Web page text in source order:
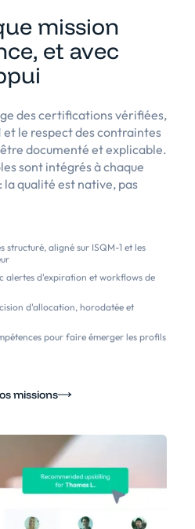
mission
et avec
des certifications vérifiées,
et le respect des contraintes
documenté et explicable.
sont intégrés à chaque
qualité est native, pas
structuré, aligné sur ISQM-1 et les
alertes d'expiration et workflows de
d'allocation, horodatée et
pour faire émerger les profils
missions